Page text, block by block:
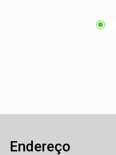
lazer. Além disso,
Endereço